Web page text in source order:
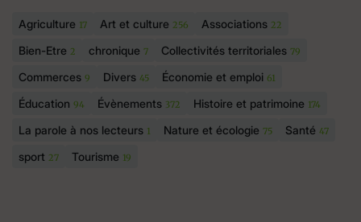
Agriculture 17 Art et culture 256 Associations 22
Bien-Etre 2 chronique 7 Collectivités territoriales 79
Commerces 9 Divers 45 Économie et emploi 61
Éducation 94 Évènements 372 Histoire et patrimoine 174
La parole à nos lecteurs 1 Nature et écologie 75 Santé 47
sport 27 Tourisme 19